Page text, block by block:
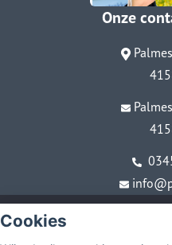
Cookies
Onze
Sitemap